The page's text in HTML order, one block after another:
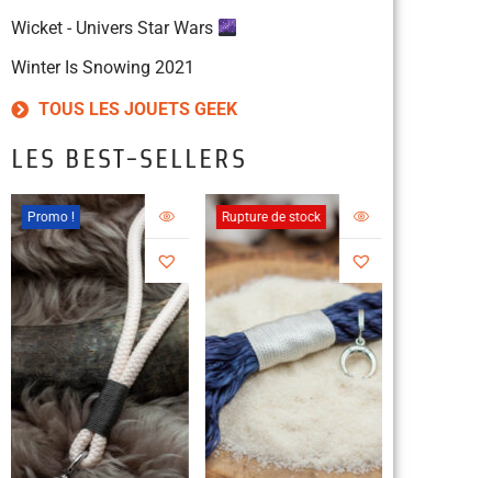
Wicket - Univers Star Wars
Winter Is Snowing 2021
TOUS LES JOUETS GEEK
LES BEST-SELLERS
Promo ! Rupture de stock